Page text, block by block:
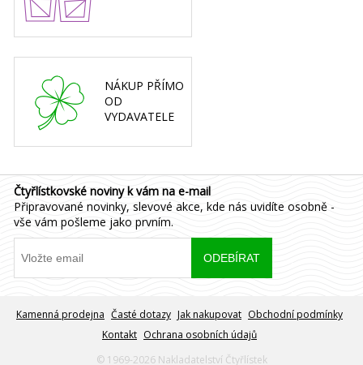
NÁKUP PŘÍMO
OD
VYDAVATELE
Čtyřlístkovské noviny k vám na e-mail
Připravované novinky, slevové akce, kde nás uvidíte osobně -
vše vám pošleme jako prvním.
Kamenná prodejna Časté dotazy Jak nakupovat Obchodní podmínky
Kontakt Ochrana osobních údajů
© 1969-2026 Nakladatelství Čtyřlístek